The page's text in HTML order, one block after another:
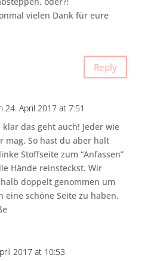
vielen Dank für eure
Reply
24. April 2017 at 7:51
klar das geht auch! Jeder wie
mag. So hast du aber halt
Stoffseite zum “Anfassen”
Hände reinsteckst. Wir
doppelt genommen um
eine schöne Seite zu haben.
2017 at 10:53